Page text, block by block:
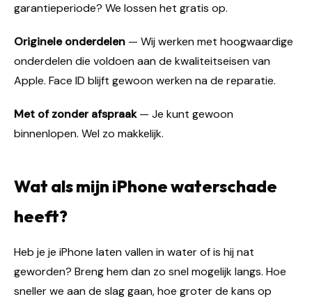
garantieperiode? We lossen het gratis op.
Originele onderdelen — Wij werken met hoogwaardige
onderdelen die voldoen aan de kwaliteitseisen van
Apple. Face ID blijft gewoon werken na de reparatie.
Met of zonder afspraak— Je kunt gewoon
binnenlopen. Wel zo makkelijk.
Wat als mijn iPhone waterschade
heeft?
Heb je je iPhone laten vallen in water of is hij nat
geworden? Breng hem dan zo snel mogelijk langs. Hoe
sneller we aan de slag gaan, hoe groter de kans op